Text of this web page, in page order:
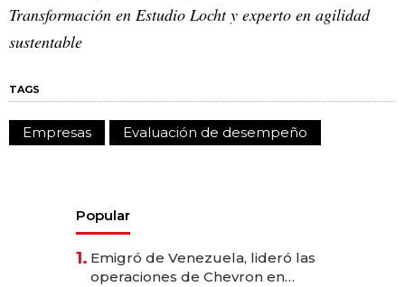
Transformación en Estudio Locht y experto en agilidad
sustentable
TAGS
Empresas Evaluación de desempeño
Popular
1. Emigró de Venezuela, lideró las
operaciones de Chevron en